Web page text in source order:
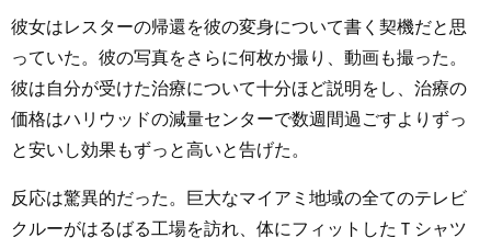
彼女はレスターの帰還を彼の変身について書く契機だと思
っていた。彼の写真をさらに何枚か撮り、動画も撮った。
彼は自分が受けた治療について十分ほど説明をし、治療の
価格はハリウッドの減量センターで数週間過ごすよりずっ
と安いし効果もずっと高いと告げた。
反応は驚異的だった。巨大なマイアミ地域の全てのテレビ
クルーがはるばる工場を訪れ、体にフィットしたＴシャツ